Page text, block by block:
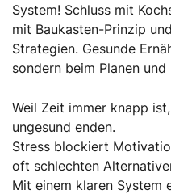
System! Schluss mit
mit Baukasten-Prinzip
Strategien. Gesunde
sondern beim Planen und
Weil Zeit immer knapp
ungesund enden.
Stress blockiert
oft schlechten
Mit einem klaren System